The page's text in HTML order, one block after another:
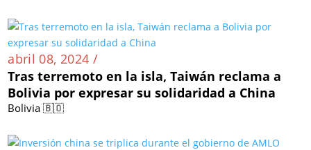
abril 08, 2024 /
Tras terremoto en la isla, Taiwán reclama a
Bolivia por expresar su solidaridad a China
Bolivia 🇧🇴